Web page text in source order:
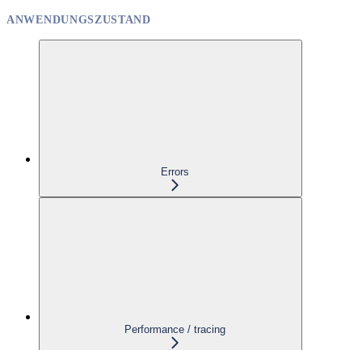
ANWENDUNGSZUSTAND
Errors
Performance / tracing